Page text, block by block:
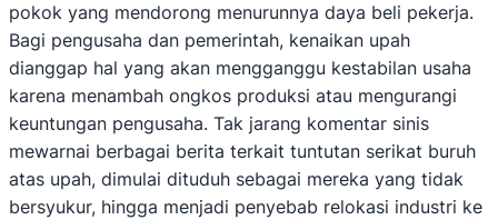
pokok yang mendorong menurunnya daya beli pekerja.
Bagi pengusaha dan pemerintah, kenaikan upah
dianggap hal yang akan mengganggu kestabilan usaha
karena menambah ongkos produksi atau mengurangi
keuntungan pengusaha. Tak jarang komentar sinis
mewarnai berbagai berita terkait tuntutan serikat buruh
atas upah, dimulai dituduh sebagai mereka yang tidak
bersyukur, hingga menjadi penyebab relokasi industri ke